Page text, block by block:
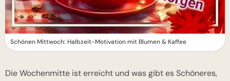
Schönen Mittwoch: Halbzeit-Motivation mit Blumen & Kaffee
Die Wochenmitte ist erreicht und was gibt es Schöneres,